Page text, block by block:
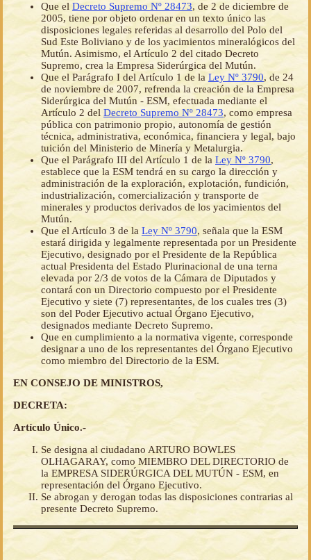
Que elDecreto Supremo Nº 28473, de 2 de diciembre de
2005, tiene por objeto ordenar en un texto único las
disposiciones legales referidas al desarrollo del Polo del
Sud Este Boliviano y de los yacimientos mineralógicos del
Mutún. Asimismo, el Artículo 2 del citado Decreto
Supremo, crea la Empresa Siderúrgica del Mutún.
Que el Parágrafo I del Artículo 1 de la Ley Nº 3790, de 24
de noviembre de 2007, refrenda la creación de la Empresa
Siderúrgica del Mutún - ESM, efectuada mediante el
Artículo 2 del Decreto Supremo Nº 28473, como empresa
pública con patrimonio propio, autonomía de gestión
técnica, administrativa, económica, financiera y legal, bajo
tuición del Ministerio de Minería y Metalurgia.
Que el Parágrafo III del Artículo 1 de la Ley Nº 3790,
establece que la ESM tendrá en su cargo la dirección y
administración de la exploración, explotación, fundición,
industrialización, comercialización y transporte de
minerales y productos derivados de los yacimientos del
Mutún.
Que el Artículo 3 de la Ley Nº 3790, señala que la ESM
estará dirigida y legalmente representada por un Presidente
Ejecutivo, designado por el Presidente de la República
actual Presidenta del Estado Plurinacional de una terna
elevada por 2/3 de votos de la Cámara de Diputados y
contará con un Directorio compuesto por el Presidente
Ejecutivo y siete (7) representantes, de los cuales tres (3)
son del Poder Ejecutivo actual Órgano Ejecutivo,
designados mediante Decreto Supremo.
Que en cumplimiento a la normativa vigente, corresponde
designar a uno de los representantes del Órgano Ejecutivo
como miembro del Directorio de la ESM.
EN CONSEJO DE MINISTROS,
DECRETA:
Artículo Único.-
Se designa al ciudadano ARTURO BOWLES
OLHAGARAY, como MIEMBRO DEL DIRECTORIO de
la EMPRESA SIDERÚRGICA DEL MUTÚN - ESM, en
representación del Órgano Ejecutivo.
Se abrogan y derogan todas las disposiciones contrarias al
presente Decreto Supremo.